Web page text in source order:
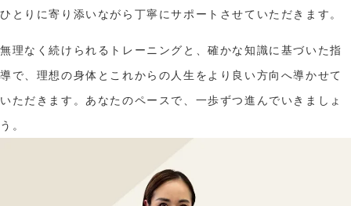
ひとりに寄り添いながら丁寧にサポートさせていただきます。
無理なく続けられるトレーニングと、確かな知識に基づいた指
導で、理想の身体とこれからの人生をより良い方向へ導かせて
いただきます。あなたのペースで、一歩ずつ進んでいきましょ
う。